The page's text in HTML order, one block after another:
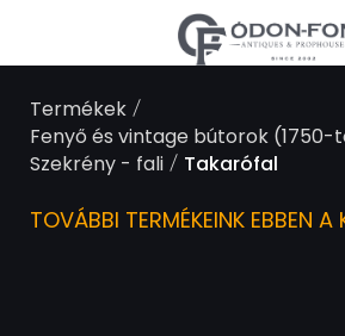
Termékek/
Fenyő és vintage bútorok (1750-
Szekrény - fali/ Takarófal
TOVÁBBI TERMÉKEINK EBBEN